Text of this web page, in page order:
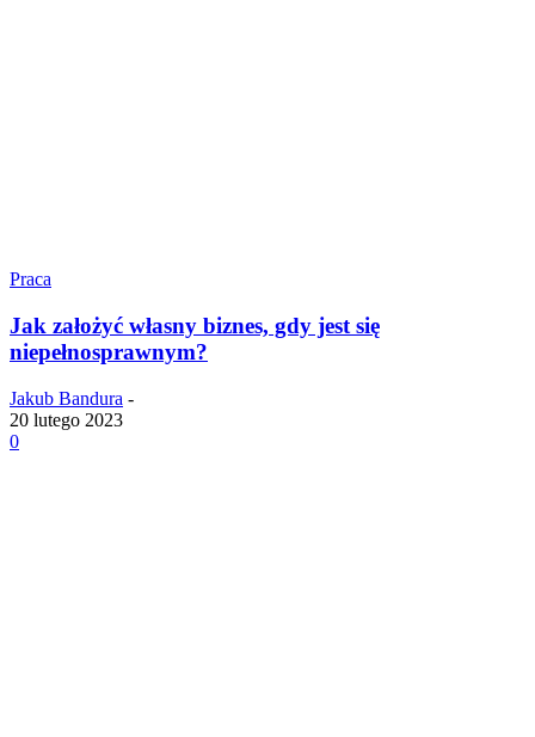
Praca
Jak założyć własny biznes, gdy jest się
niepełnosprawnym?
Jakub Bandura -
20 lutego 2023
0